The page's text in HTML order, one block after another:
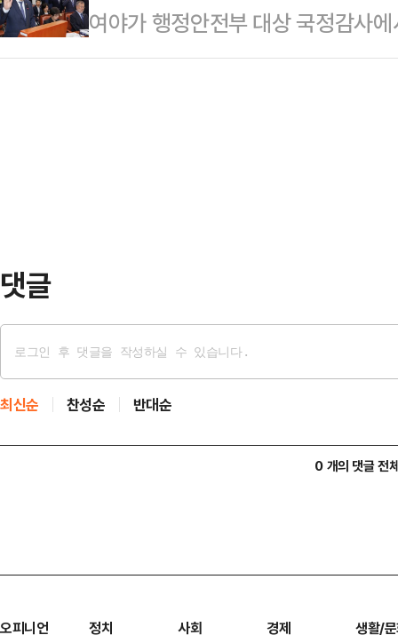
것을 자인한 것이냐"라고 했다.박
기자…
장관은 이날 외통위 국정감사에서
공식 입장과 다른데, 계속 주장할
여야가 행정안전부 대상 국정감사
본원 화재에 대한 이재명 정부 책임
댓글
최신순 찬성순 반대순
0 개의 댓글 전
오피니언 정치 사회 경제 생활/